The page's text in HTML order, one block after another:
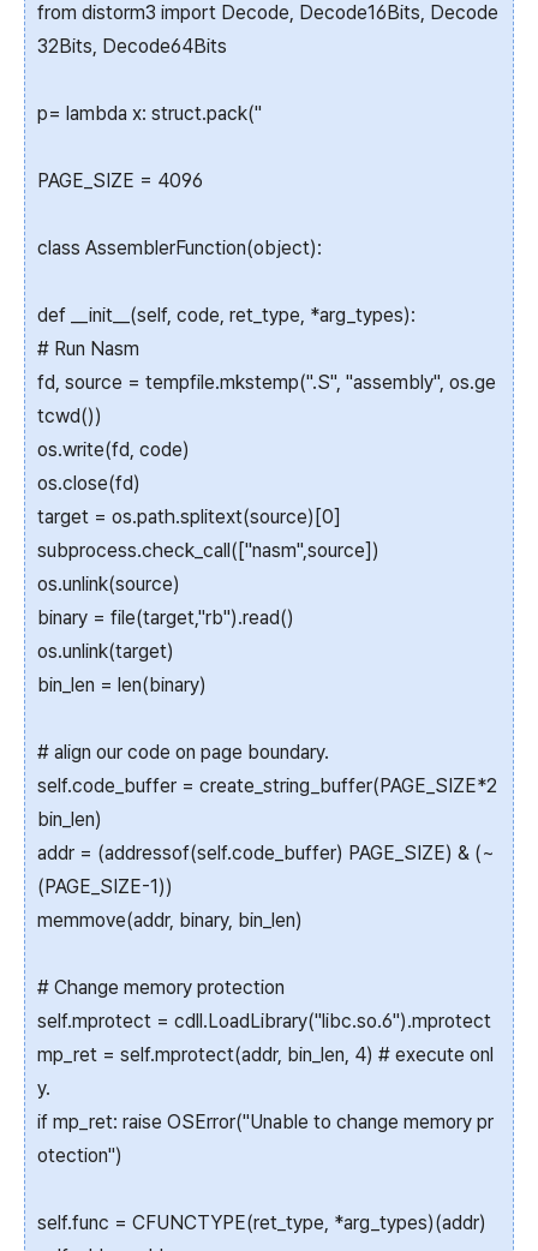
from distorm3 import Decode, Decode16Bits, Decode
32Bits, Decode64Bits
p= lambda x: struct.pack("
PAGE_SIZE = 4096
class AssemblerFunction(object):
def __init__(self, code, ret_type, *arg_types):
# Run Nasm
fd, source = tempfile.mkstemp(".S", "assembly", os.ge
tcwd())
os.write(fd, code)
os.close(fd)
target = os.path.splitext(source)[0]
subprocess.check_call(["nasm",source])
os.unlink(source)
binary = file(target,"rb").read()
os.unlink(target)
bin_len = len(binary)
# align our code on page boundary.
self.code_buffer = create_string_buffer(PAGE_SIZE*2
bin_len)
addr = (addressof(self.code_buffer) PAGE_SIZE) & (~
(PAGE_SIZE-1))
memmove(addr, binary, bin_len)
# Change memory protection
self.mprotect = cdll.LoadLibrary("libc.so.6").mprotect
mp_ret = self.mprotect(addr, bin_len, 4) # execute onl
y.
if mp_ret: raise OSError("Unable to change memory pr
otection")
self.func = CFUNCTYPE(ret_type, *arg_types)(addr)